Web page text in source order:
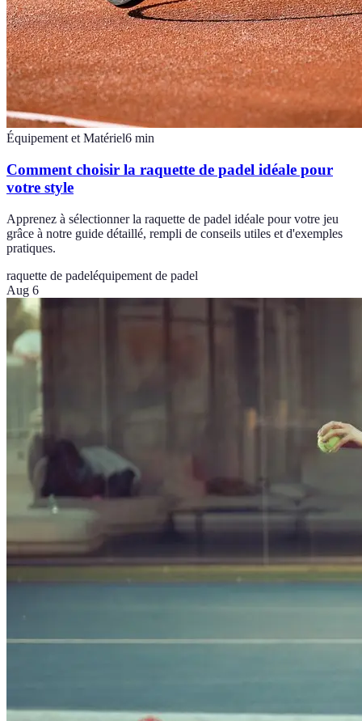
Équipement et Matériel6 min
Comment choisir la raquette de padel idéale pour
votre style
Apprenez à sélectionner la raquette de padel idéale pour votre jeu
grâce à notre guide détaillé, rempli de conseils utiles et d'exemples
pratiques.
raquette de padeléquipement de padel
Aug 6